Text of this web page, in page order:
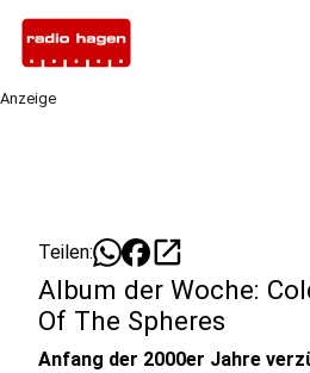
Anzeige
Teilen: open_in_new
Album der Woche:
Of The Spheres
Anfang der 2000er Jahre